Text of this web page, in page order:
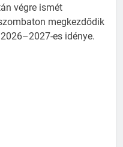
végre ismét
megkezdődik
es idénye.